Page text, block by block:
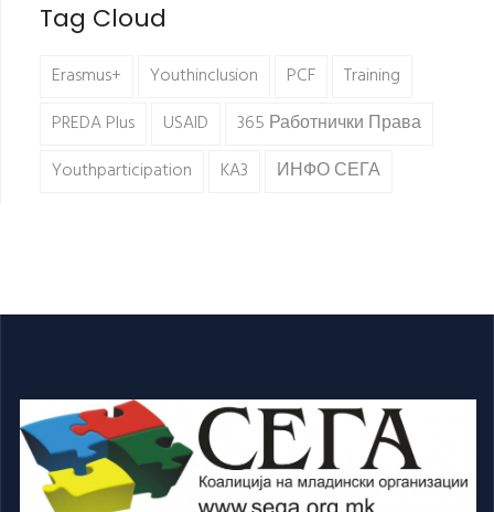
Tag Cloud
Erasmus+ Youthinclusion PCF
Training
PREDA Plus
USAID
365 Работнички Права
Youthparticipation
KA3 ИНФО СЕГА